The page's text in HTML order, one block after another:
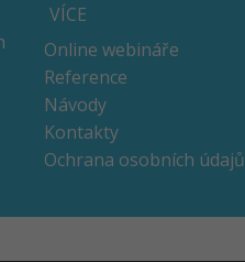
VÍCE
Online webináře
Reference
Návody
Kontakty
Ochrana osobních údajů